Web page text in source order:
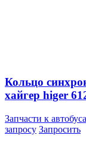
Кольцо
хайгер higer
Запчасти к
запросу Запросить